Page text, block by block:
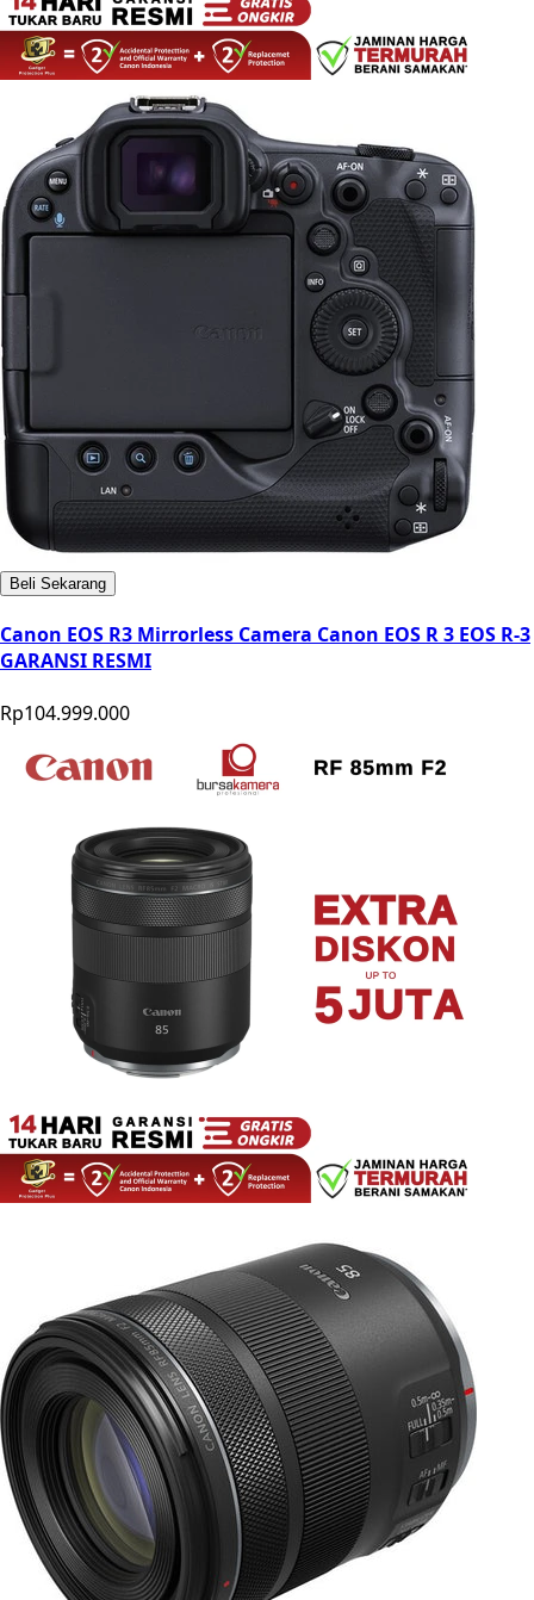
Beli Sekarang
Canon EOS R3 Mirrorless Camera Canon EOS R 3 EOS R-3
GARANSI RESMI
Rp104.999.000